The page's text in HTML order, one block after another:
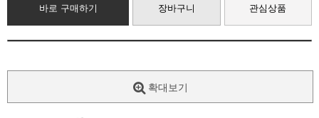
바로 구매하기 장바구니 관심상품
확대보기